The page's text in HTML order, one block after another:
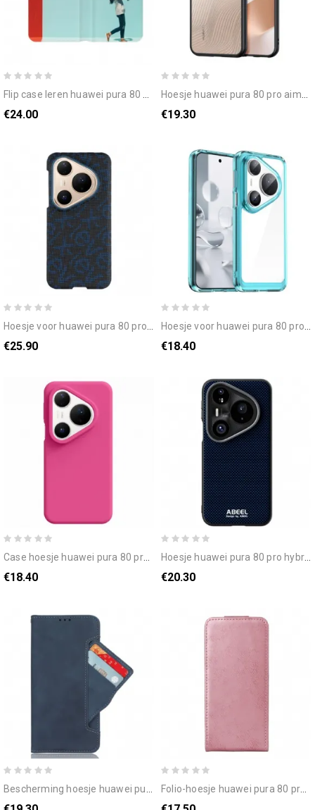
flip case leren huawei pura 80 pro trendy
€24.00
hoesje huawei pura 80 pro aimo-serie dux ducis
€19.30
hoesje voor huawei pura 80 pro magsafe x-level
€25.90
hoesje voor huawei pura 80 pro hybride
€18.40
case hoesje huawei pura 80 pro telefoonhoesje hybride kleur
€18.40
hoesje huawei pura 80 pro hybride magsafe abeel
€20.30
bescherming hoesje huawei pura 80 pro meerdere kaarten folio-hoesje huawei pura 80 pro verticaal klepontwerp